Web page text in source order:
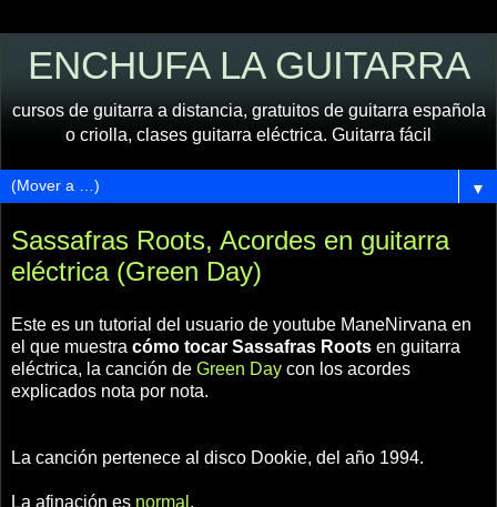
ENCHUFA LA GUITARRA
cursos de guitarra a distancia, gratuitos de guitarra española
o criolla, clases guitarra eléctrica. Guitarra fácil
▼
Sassafras Roots, Acordes en guitarra
eléctrica (Green Day)
Este es un tutorial del usuario de youtube ManeNirvana en
el que muestra cómo tocar Sassafras Roots en guitarra
eléctrica, la canción de Green Day con los acordes
explicados nota por nota.
La canción pertenece al disco Dookie, del año 1994.
La afinación es normal .